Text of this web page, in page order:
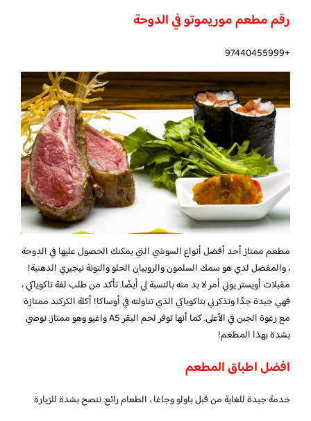
رقم مطعم موريموتو في الدوحة
+97440455999
مطعم ممتاز أحد أفضل أنواع السوشي التي يمكنك الحصول عليها في الدوحة
، والمفضل لدي هو سمك السلمون والروبيان الحلو والتونة نيجيري الدهنية!
مقبلات أويستر يوني أمر لا بد منه بالنسبة لي أيضًا. تأكد من طلب لفة تاكوياكي ،
فهي جيدة جدًا وتذكرني بتاكوياكي الذي تناولته في أوساكا! أكلة الكركند ممتازة
مع رغوة الجبن في الأعلى. كما أنها توفر لحم البقر A5 واغيو وهو ممتاز. نوصي
بشدة بهذا المطعم!
افضل اطباق المطعم
خدمة جيدة للغاية من قبل باولو وجاغا ، الطعام رائع. ننصح بشدة للزيارة